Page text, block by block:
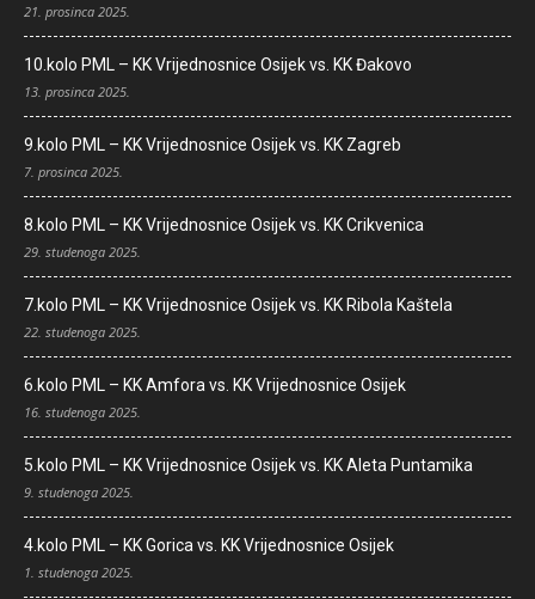
21. prosinca 2025.
10.kolo PML – KK Vrijednosnice Osijek vs. KK Đakovo
13. prosinca 2025.
9.kolo PML – KK Vrijednosnice Osijek vs. KK Zagreb
7. prosinca 2025.
8.kolo PML – KK Vrijednosnice Osijek vs. KK Crikvenica
29. studenoga 2025.
7.kolo PML – KK Vrijednosnice Osijek vs. KK Ribola Kaštela
22. studenoga 2025.
6.kolo PML – KK Amfora vs. KK Vrijednosnice Osijek
16. studenoga 2025.
5.kolo PML – KK Vrijednosnice Osijek vs. KK Aleta Puntamika
9. studenoga 2025.
4.kolo PML – KK Gorica vs. KK Vrijednosnice Osijek
1. studenoga 2025.